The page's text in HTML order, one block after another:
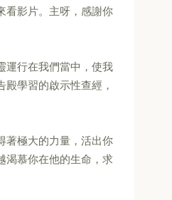
看影片。主呀，感謝你
運行在我們當中，使我
學習的啟示性查經，
著極大的力量，活出你
渴慕你在他的生命，求